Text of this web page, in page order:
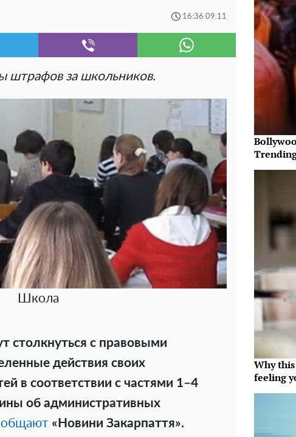
16:36 09.11
штрафов за школьников.
Школа
столкнуться с правовыми
действия своих
в соответствии с частями 1–4
об административных
«Новини Закарпаття».
Why
feeling